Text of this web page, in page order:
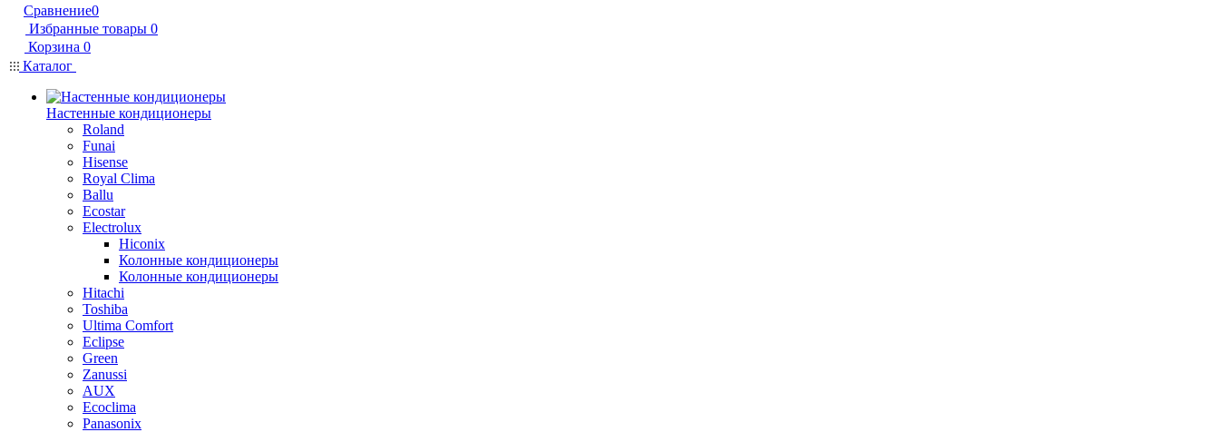
Сравнение0
Избранные товары 0
Корзина 0
Каталог
Настенные кондиционеры
Roland
Funai
Hisense
Royal Clima
Ballu
Ecostar
Electrolux
Hiconix
Колонные кондиционеры
Колонные кондиционеры
Hitachi
Toshiba
Ultima Comfort
Eclipse
Green
Zanussi
AUX
Ecoclima
Panasonix